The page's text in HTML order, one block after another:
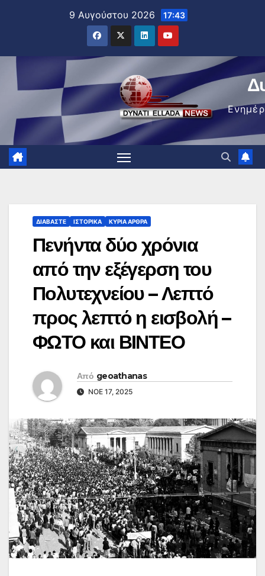
9 Αυγούστου 2026 17:43
ΔΙΑΒΆΣΤΕ ΙΣΤΟΡΙΚΆ ΚΥΡΙΑ ΑΡΘΡΑ
Πενήντα δύο χρόνια
από την εξέγερση του
Πολυτεχνείου – Λεπτό
προς λεπτό η εισβολή –
ΦΩΤΟ και ΒΙΝΤΕΟ
Από geoathanas
ΝΟΈ 17, 2025